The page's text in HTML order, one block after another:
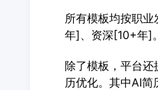
所有模板均按职
年]、资深[10+年]
除了模板，平台
历优化。其中AI